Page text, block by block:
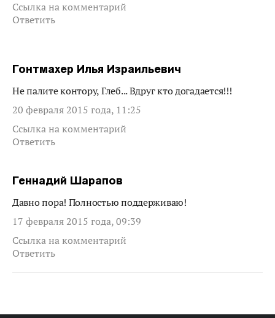
Ссылка на комментарий
Ответить
Гонтмахер Илья Израильевич
Не палите контору, Глеб... Вдруг кто догадается!!!
20 февраля 2015 года, 11:25
Ссылка на комментарий
Ответить
Геннадий Шарапов
Давно пора! Полностью поддерживаю!
17 февраля 2015 года, 09:39
Ссылка на комментарий
Ответить